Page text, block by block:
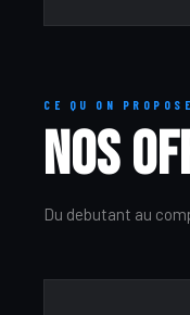
CE QU ON PROPOSE
Nos
Du debutant au